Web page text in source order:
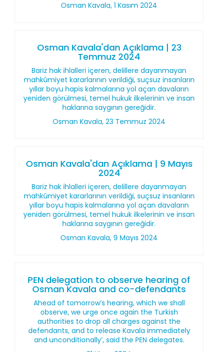
Osman Kavala, 1 Kasım 2024
Osman Kavala'dan Açıklama | 23
Temmuz 2024
Bariz hak ihlalleri içeren, delillere dayanmayan
mahkûmiyet kararlarının verildiği, suçsuz insanların
yıllar boyu hapis kalmalarına yol açan davaların
yeniden görülmesi, temel hukuk ilkelerinin ve insan
haklarına saygının gereğidir.
Osman Kavala, 23 Temmuz 2024
Osman Kavala'dan Açıklama | 9 Mayıs
2024
Bariz hak ihlalleri içeren, delillere dayanmayan
mahkûmiyet kararlarının verildiği, suçsuz insanların
yıllar boyu hapis kalmalarına yol açan davaların
yeniden görülmesi, temel hukuk ilkelerinin ve insan
haklarına saygının gereğidir.
Osman Kavala, 9 Mayıs 2024
PEN delegation to observe hearing of
Osman Kavala and co-defendants
Ahead of tomorrow’s hearing, which we shall
observe, we urge once again the Turkish
authorities to drop all charges against the
defendants, and to release Kavala immediately
and unconditionally’, said the PEN delegates.